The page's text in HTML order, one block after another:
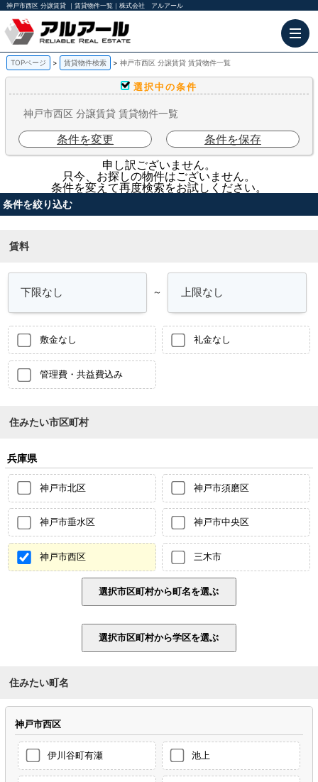
神戸市西区 分譲賃貸 ｜賃貸物件一覧｜株式会社 アルアール
TOPページ 賃貸物件検索 神戸市西区 分譲賃貸 賃貸物件一覧
選択中の条件
神戸市西区 分譲賃貸 賃貸物件一覧
条件を変更
条件を保存
申し訳ございません。
只今、お探しの物件はございません。
条件を変えて再度検索をお試しください。
条件を絞り込む
賃料
～
敷金なし 礼金なし
管理費・共益費込み
住みたい市区町村
兵庫県
神戸市北区 神戸市須磨区
神戸市垂水区 神戸市中央区
神戸市西区 三木市
住みたい町名
神戸市西区
伊川谷町有瀬 池上